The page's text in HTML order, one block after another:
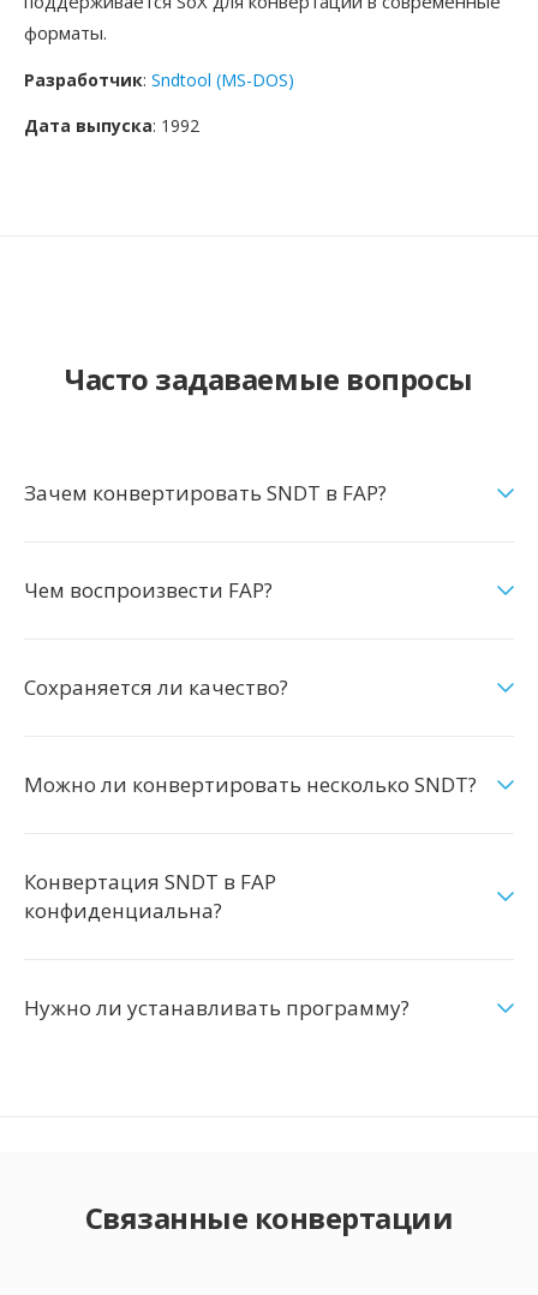
форматы.
Разработчик: Sndtool (MS-DOS)
Дата выпуска: 1992
Часто задаваемые вопросы
Зачем конвертировать SNDT в FAP?
Чем воспроизвести FAP?
Сохраняется ли качество?
Можно ли конвертировать несколько SNDT?
Конвертация SNDT в FAP
конфиденциальна?
Нужно ли устанавливать программу?
Связанные конвертации